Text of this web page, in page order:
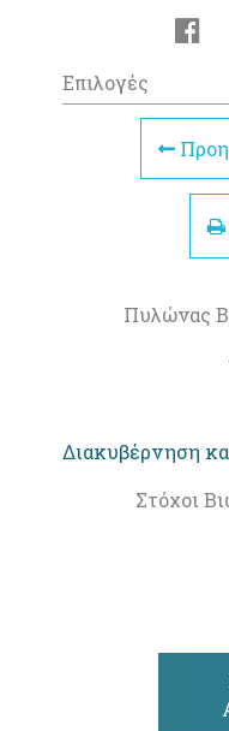
Επιλογές
Πυλώνας
Διακυβέρνηση
Στόχοι